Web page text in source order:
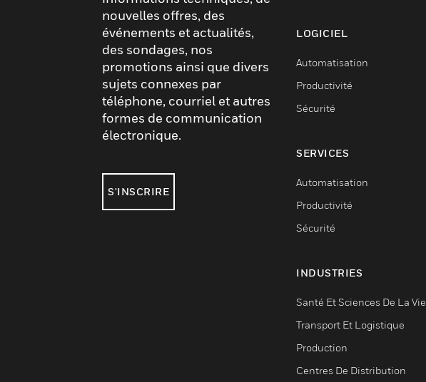
nouvelles offres, des
événements et actualités,
des sondages, nos
promotions ainsi que divers
sujets connexes par
téléphone, courriel et autres
formes de communication
électronique.
S'INSCRIRE
LOGICIEL
Automatisation
Productivité
Sécurité
SERVICES
Automatisation
Productivité
Sécurité
INDUSTRIES
Santé Et Sciences De La Vie
Transport Et Logistique
Production
Centres De Distribution